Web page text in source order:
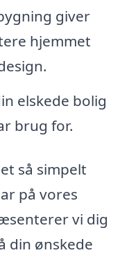
giver
hjemmet
elskede bolig
brug for.
så simpelt
på vores
vi dig
din ønskede